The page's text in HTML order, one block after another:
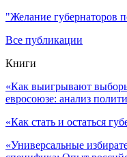
"Желание губернаторов
Все публикации
Книги
«Как выигрывают
евросоюзе: анализ
«Как стать и остаться
«Универсальные